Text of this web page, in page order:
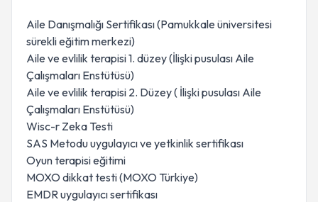
Aile Danışmalığı Sertifikası (Pamukkale üniversitesi
sürekli eğitim merkezi)
Aile ve evlilik terapisi 1. düzey (İlişki pusulası Aile
Çalışmaları Enstütüsü)
Aile ve evlilik terapisi 2. Düzey ( İlişki pusulası Aile
Çalışmaları Enstütüsü)
Wisc-r Zeka Testi
SAS Metodu uygulayıcı ve yetkinlik sertifikası
Oyun terapisi eğitimi
MOXO dikkat testi (MOXO Türkiye)
EMDR uygulayıcı sertifikası